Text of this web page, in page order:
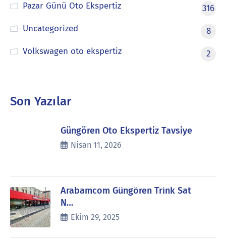
Pazar Günü Oto Ekspertiz
316
Uncategorized
8
Volkswagen oto ekspertiz
2
Son Yazılar
Güngören Oto Ekspertiz Tavsiye
Nisan 11, 2026
Arabamcom Güngören Trink Sat
N…
Ekim 29, 2025